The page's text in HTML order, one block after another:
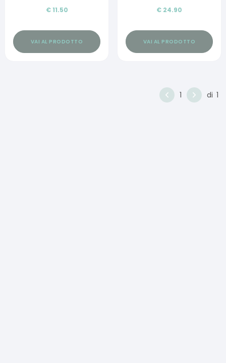
€ 11.50
VAI AL PRODOTTO
€ 24.90
VAI AL PRODOTTO
1 di 1